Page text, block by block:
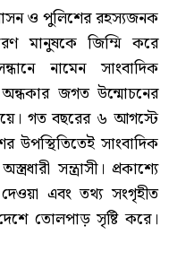
ও পুলিশের রহস্যজনক
মানুষকে জিম্মি করে
নামেন সাংবাদিক
জগত উন্মোচনের
গত বছরের ৬ আগস্টে
উপস্থিতিতেই সাংবাদিক
সন্ত্রাসী। প্রকাশ্যে
এবং তথ্য সংগৃহীত
তোলপাড় সৃষ্টি করে।